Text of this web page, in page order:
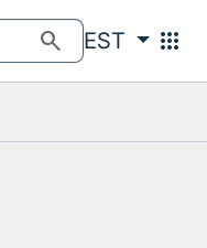
search EST apps